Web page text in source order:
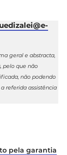
geral e abstracta,
pelo que não
não podendo
referida assistência
pela garantia